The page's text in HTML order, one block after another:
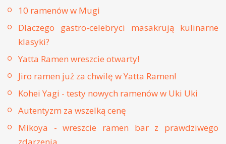
10 ramenów w Mugi
Dlaczego gastro-celebryci masakrują kulinarne
klasyki?
Yatta Ramen wreszcie otwarty!
Jiro ramen już za chwilę w Yatta Ramen!
Kohei Yagi - testy nowych ramenów w Uki Uki
Autentyzm za wszelką cenę
Mikoya - wreszcie ramen bar z prawdziwego